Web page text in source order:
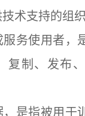
术支持的组织
使用者，
复制、发布
指被用于